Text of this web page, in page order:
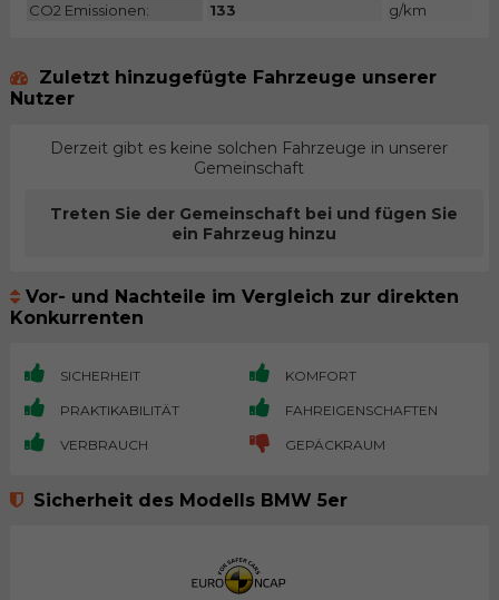
CO2 Emissionen:
133 g/km
Zuletzt hinzugefügte Fahrzeuge unserer
Nutzer
Derzeit gibt es keine solchen Fahrzeuge in unserer
Gemeinschaft
Treten Sie der Gemeinschaft bei und fügen Sie
ein Fahrzeug hinzu
Vor- und Nachteile im Vergleich zur direkten
Konkurrenten
SICHERHEIT KOMFORT
PRAKTIKABILITÄT FAHREIGENSCHAFTEN
VERBRAUCH GEPÄCKRAUM
Sicherheit des Modells BMW 5er